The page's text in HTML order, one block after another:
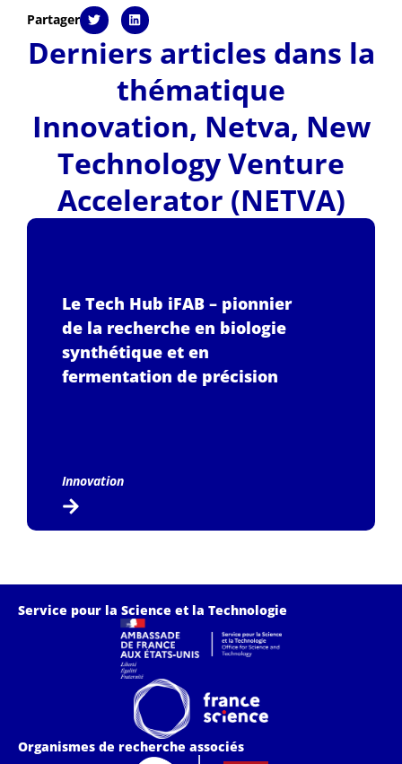
Partager
Derniers articles dans la
thématique
Innovation, Netva, New
Technology Venture
Accelerator (NETVA)
Le Tech Hub iFAB – pionnier
de la recherche en biologie
synthétique et en
fermentation de précision
Innovation
Service pour la Science et la Technologie
Organismes de recherche associés